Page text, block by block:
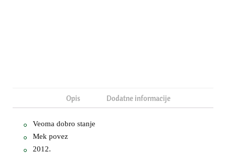
Opis Dodatne informacije
Veoma dobro stanje
Mek povez
2012.